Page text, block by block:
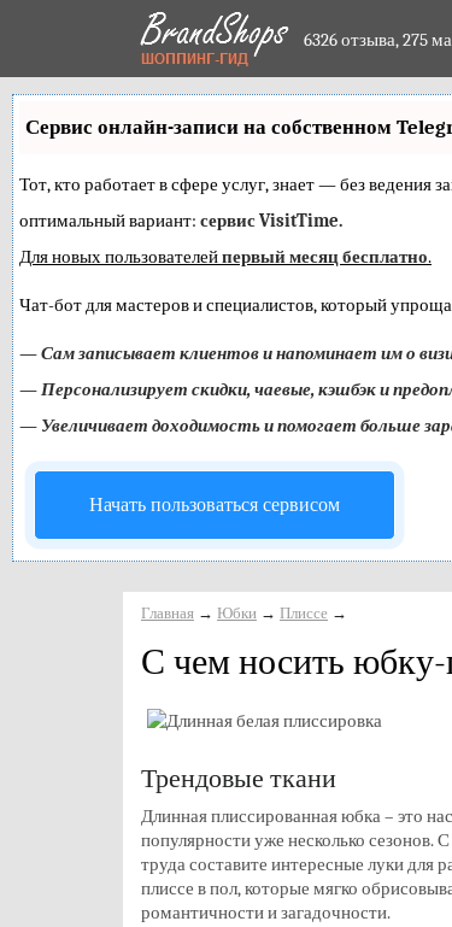
6326 отзыва,275
Сервис онлайн-записи на собственном
Тот, кто работает в сфере услуг, знает — без
оптимальный вариант: сервис VisitTime.
Для новых пользователейпервый месяц бесплатно.
Чат-бот для мастеров и специалистов, который
—Сам записывает клиентов и напоминает им о
—Персонализирует скидки, чаевые, кэшбэк и
— Увеличивает доходимость и помогает больше
Начать пользоваться сервисом
Главная → Юбки → Плиссе →
С чем носить юбку-
Трендовые ткани
Длинная плиссированная юбка – это
популярности уже несколько сезонов.
труда составите интересные луки для
плиссе в пол, которые мягко
романтичности и загадочности.